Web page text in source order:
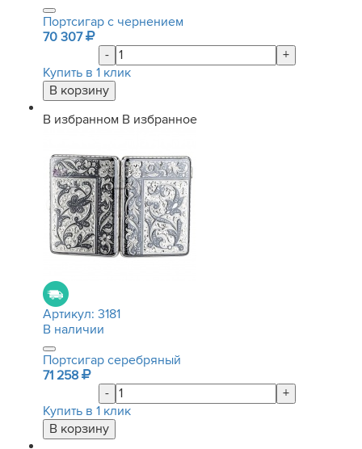
Портсигар с чернением
70 307
-
+
Купить в 1 клик
В избранном В избранное
Артикул: 3181
В наличии
Портсигар серебряный
71 258
-
+
Купить в 1 клик